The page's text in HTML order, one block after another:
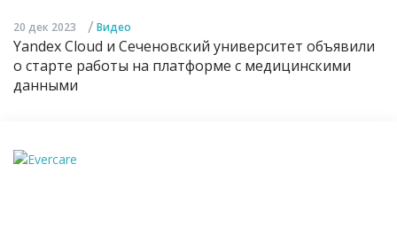
20 дек 2023 / Видео
Yandex Cloud и Сеченовский университет объявили
о старте работы на платформе с медицинскими
данными